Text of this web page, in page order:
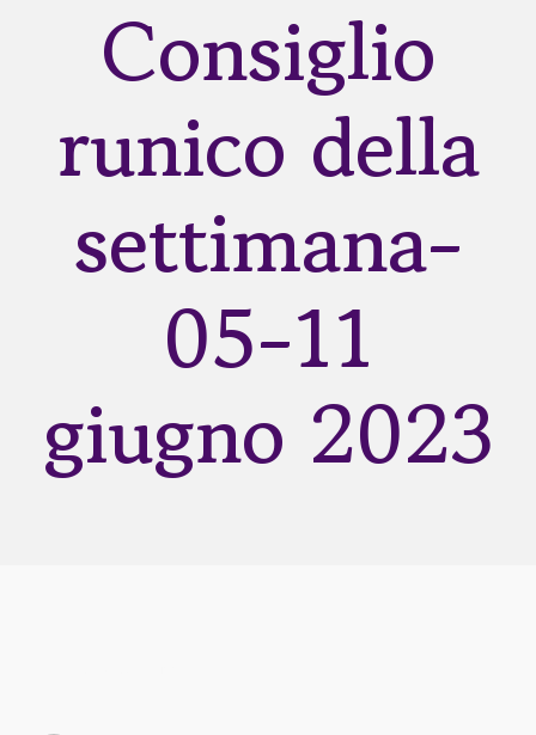
Astrologia
Contatti
Consiglio
runico della
settimana-
05-11
giugno 2023